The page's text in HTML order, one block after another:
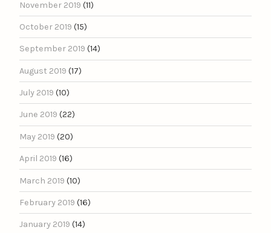
November 2019 (11)
October 2019 (15)
September 2019 (14)
August 2019 (17)
July 2019 (10)
June 2019 (22)
May 2019 (20)
April 2019 (16)
March 2019 (10)
February 2019 (16)
January 2019 (14)